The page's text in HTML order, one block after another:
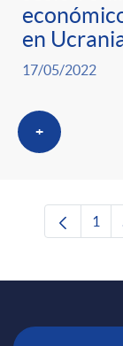
en
17/05/2022
+
1